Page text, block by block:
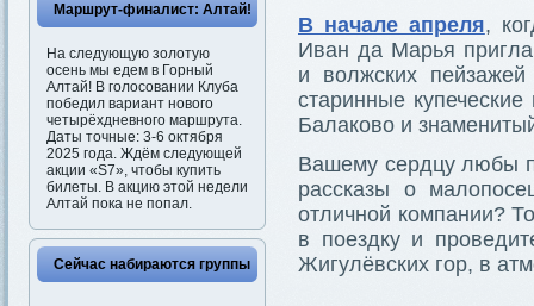
Маршрут-финалист: Алтай!
На следующую золотую
осень мы едем в Горный
Алтай! В голосовании Клуба
победил вариант нового
четырёхдневного маршрута.
Даты точные: 3-6 октября
2025 года. Ждём следующей
акции «S7», чтобы купить
билеты. В акцию этой недели
Алтай пока не попал.
Сейчас набираются группы
В начале апреля,
Иван да Марья
и волжских
старинные
Балаково и
Вашему сердцу любы
рассказы о
отличной компании?
в поездку и
Жигулёвских гор, в